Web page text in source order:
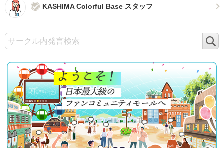
KASHIMA Colorful Base スタッフ